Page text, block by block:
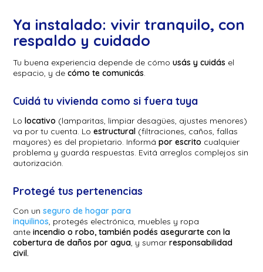
Ya instalado: vivir tranquilo, con
respaldo y cuidado
Tu buena experiencia depende de cómousás y cuidás el
espacio, y decómo te comunicás
Cuidá tu vivienda como si fuera tuya
Lolocativo (lamparitas, limpiar desagües, ajustes menores)
va por tu cuenta. Loestructural (filtraciones, caños, fallas
mayores) es del propietario. Informápor escrito cualquier
problema y guardá respuestas. Evitá arreglos complejos sin
autorización.
Protegé tus pertenencias
Con unseguro de hogar para
inquilinos , protegés electrónica, muebles y ropa
ante incendio o robo, también podés asegurarte con la
cobertura de daños por agua , y sumarresponsabilidad
civil.